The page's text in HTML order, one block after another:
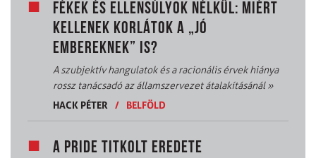
FÉKEK ÉS ELLENSÚLYOK NÉLKÜL: MIÉRT
KELLENEK KORLÁTOK A „JÓ
EMBEREKNEK” IS?
A szubjektív hangulatok és a racionális érvek hiánya
rossz tanácsadó az államszervezet átalakításánál»
HACK PÉTER
/ BELFÖLD
A PRIDE TITKOLT EREDETE